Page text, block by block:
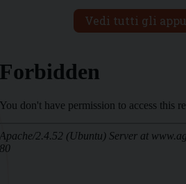
Vedi tutti gli